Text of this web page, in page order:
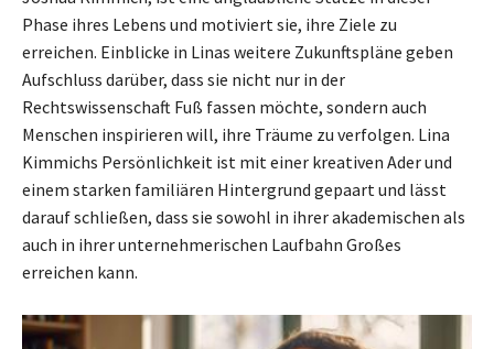
Phase ihres Lebens und motiviert sie, ihre Ziele zu
erreichen. Einblicke in Linas weitere Zukunftspläne geben
Aufschluss darüber, dass sie nicht nur in der
Rechtswissenschaft Fuß fassen möchte, sondern auch
Menschen inspirieren will, ihre Träume zu verfolgen. Lina
Kimmichs Persönlichkeit ist mit einer kreativen Ader und
einem starken familiären Hintergrund gepaart und lässt
darauf schließen, dass sie sowohl in ihrer akademischen als
auch in ihrer unternehmerischen Laufbahn Großes
erreichen kann.